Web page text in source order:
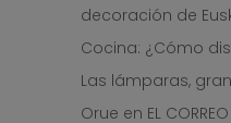
decoración de
Cocina: ¿Cómo
Las lámparas,
Orue en EL CORREO